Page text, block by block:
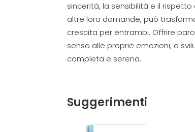
sincerità, la sensibilità e il rispetto
altre loro domande, può
crescita per entrambi. Offrire
senso alle proprie emozioni, a
completa e serena.
Suggerimenti